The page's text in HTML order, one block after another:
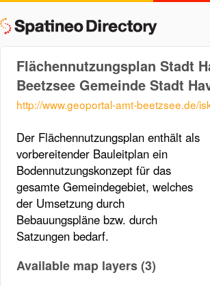
Flächennutzungsplan Stadt
Beetzsee Gemeinde Stadt
http://www.geoportal-amt-beetzsee.de/
Der Flächennutzungsplan enthält als
vorbereitender Bauleitplan ein
Bodennutzungskonzept für das
gesamte Gemeindegebiet, welches
der Umsetzung durch
Bebauungspläne bzw. durch
Satzungen bedarf.
Available map layers (3)